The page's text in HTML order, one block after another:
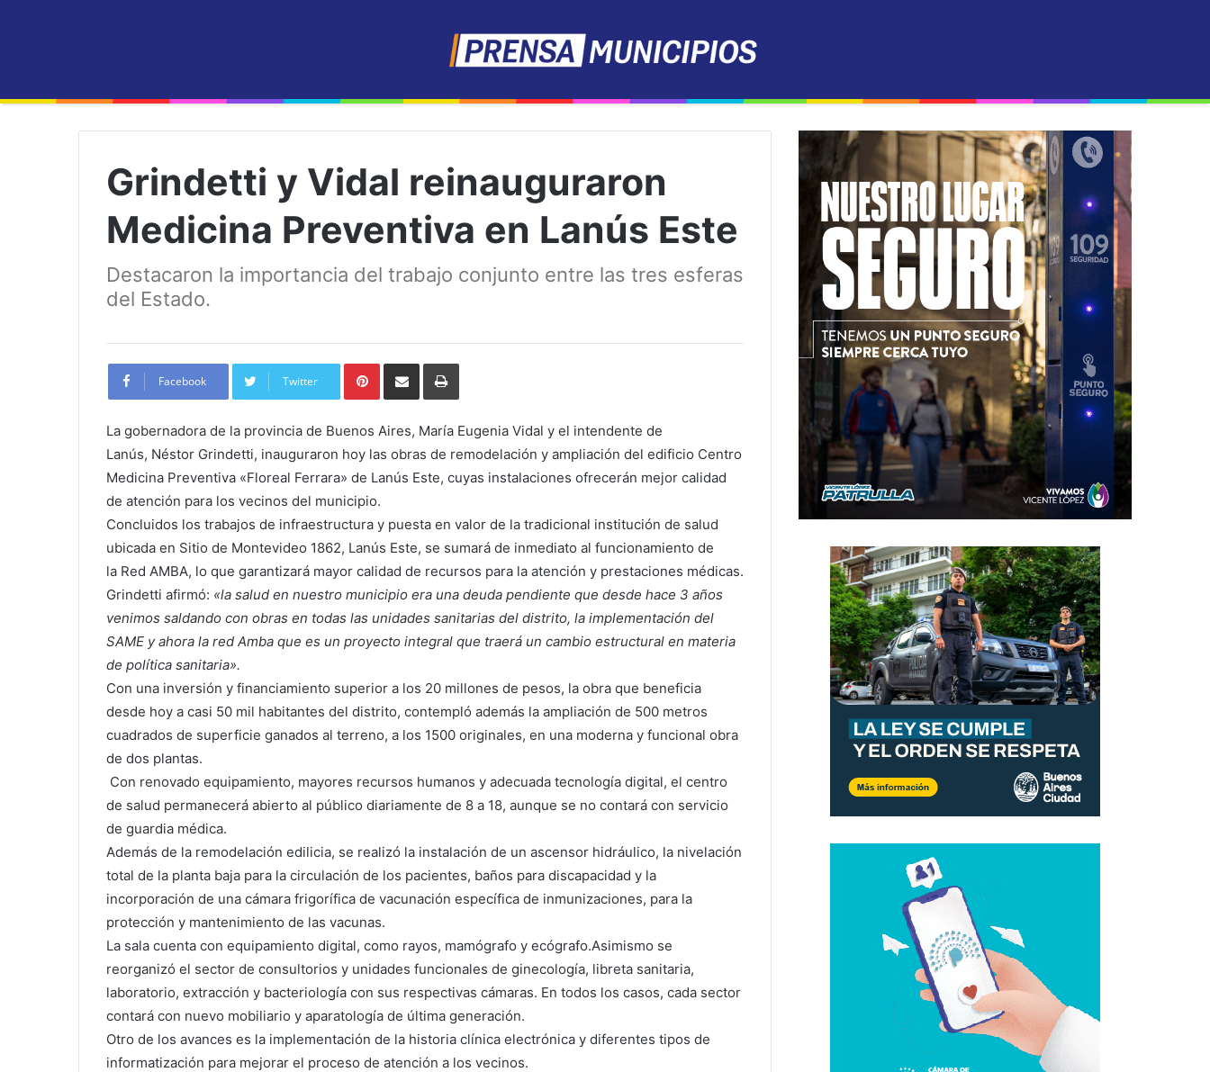
Grindetti y Vidal reinauguraron
Medicina Preventiva en Lanús Este
Destacaron la importancia del trabajo conjunto entre las tres esferas
del Estado.
Facebook Twitter
PinterestShare
Email
Print
La gobernadora de la provincia de Buenos Aires, María Eugenia Vidal y el intendente de
Lanús, Néstor Grindetti, inauguraron hoy las obras de remodelación y ampliación del edificio Centro
Medicina Preventiva «Floreal Ferrara» de Lanús Este, cuyas instalaciones ofrecerán mejor calidad
de atención para los vecinos del municipio.
Concluidos los trabajos de infraestructura y puesta en valor de la tradicional institución de salud
ubicada en Sitio de Montevideo 1862, Lanús Este, se sumará de inmediato al funcionamiento de
la Red AMBA, lo que garantizará mayor calidad de recursos para la atención y prestaciones médicas.
Grindetti afirmó: «la salud en nuestro municipio era una deuda pendiente que desde hace 3 años
venimos saldando con obras en todas las unidades sanitarias del distrito, la implementación del
SAME y ahora la red Amba que es un proyecto integral que traerá un cambio estructural en materia
de política sanitaria».
Con una inversión y financiamiento superior a los 20 millones de pesos, la obra que beneficia
desde hoy a casi 50 mil habitantes del distrito, contempló además la ampliación de 500 metros
cuadrados de superficie ganados al terreno, a los 1500 originales, en una moderna y funcional obra
de dos plantas.
Con renovado equipamiento, mayores recursos humanos y adecuada tecnología digital, el centro
de salud permanecerá abierto al público diariamente de 8 a 18, aunque se no contará con servicio
de guardia médica.
Además de la remodelación edilicia, se realizó la instalación de un ascensor hidráulico, la nivelación
total de la planta baja para la circulación de los pacientes, baños para discapacidad y la
incorporación de una cámara frigorífica de vacunación específica de inmunizaciones, para la
protección y mantenimiento de las vacunas.
La sala cuenta con equipamiento digital, como rayos, mamógrafo y ecógrafo.Asimismo se
reorganizó el sector de consultorios y unidades funcionales de ginecología, libreta sanitaria,
laboratorio, extracción y bacteriología con sus respectivas cámaras. En todos los casos, cada sector
contará con nuevo mobiliario y aparatología de última generación.
Otro de los avances es la implementación de la historia clínica electrónica y diferentes tipos de
informatización para mejorar el proceso de atención a los vecinos.